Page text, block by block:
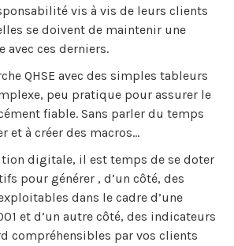
vis à vis de leurs clients
se doivent de maintenir une
avec ces derniers.
QHSE avec des simples tableurs
peu pratique pour assurer le
fiable. Sans parler du temps
et à créer des macros…
digitale, il est temps de se doter
pour générer , d’un côté, des
dans le cadre d’une
et d’un autre côté, des indicateurs
compréhensibles par vos clients